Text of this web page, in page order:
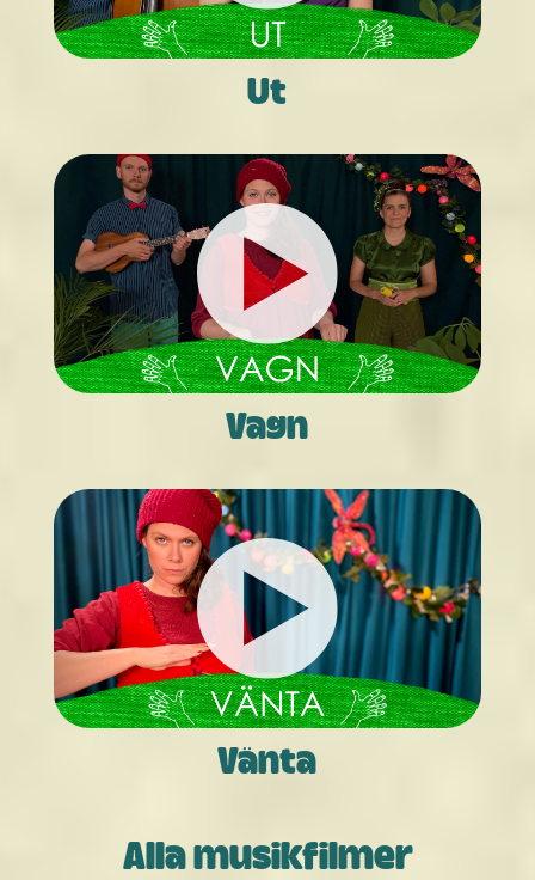
Ut
Vagn
Vänta
Alla musikfilmer